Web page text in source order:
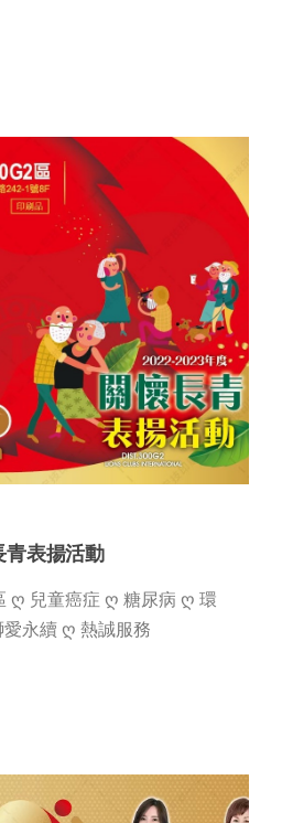
青表揚活動
ღ 兒童癌症 ღ 糖尿病 ღ 環
永續 ღ 熱誠服務